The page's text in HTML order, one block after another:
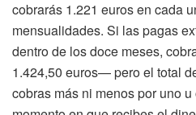
cobrarás 1.221 euros en cada
mensualidades. Si las pagas
dentro de los doce meses,
1.424,50 euros— pero el total
cobras más ni menos por uno